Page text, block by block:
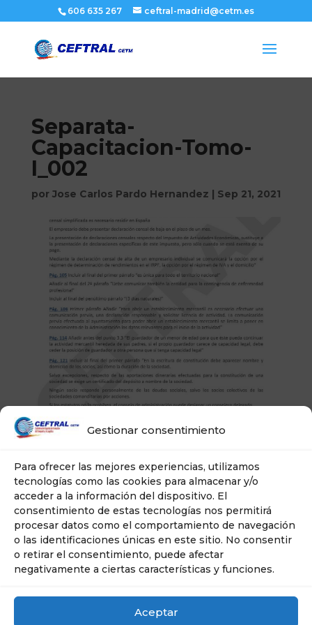
Gestionar consentimiento
Para ofrecer las mejores experiencias, utilizamos
tecnologías como las cookies para almacenar y/o
acceder a la información del dispositivo. El
consentimiento de estas tecnologías nos permitirá
procesar datos como el comportamiento de navegación
o las identificaciones únicas en este sitio. No consentir
o retirar el consentimiento, puede afectar
negativamente a ciertas características y funciones.
Aceptar
606 635 267 ceftral-madrid@cetm.es
Separata-
Capacitacion-Tomo-
I_002
por Jose Carlos Pardo Hernandez | Sep 21, 2021